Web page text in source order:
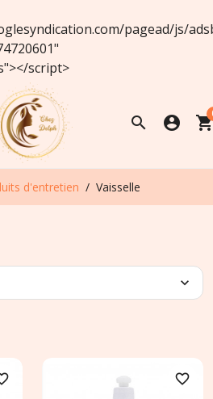
pagead/js/
script>
search account_circle
d'entretien Vaisselle
expand_more
favorite_border